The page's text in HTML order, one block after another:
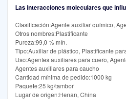
Las interacciones moleculares que
Clasificación:Agente auxiliar químico,
Otros nombres:Plastificante
Pureza:99,0 % mín.
Tipo:Auxiliar de plástico, Plastificante
Uso:Agentes auxiliares para cuero,
Agentes auxiliares para caucho
Cantidad mínima de pedido:1000 kg
Paquete:25 kg/tambor
Lugar de origen:Henan, China